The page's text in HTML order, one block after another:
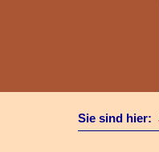
Sie sind hier: